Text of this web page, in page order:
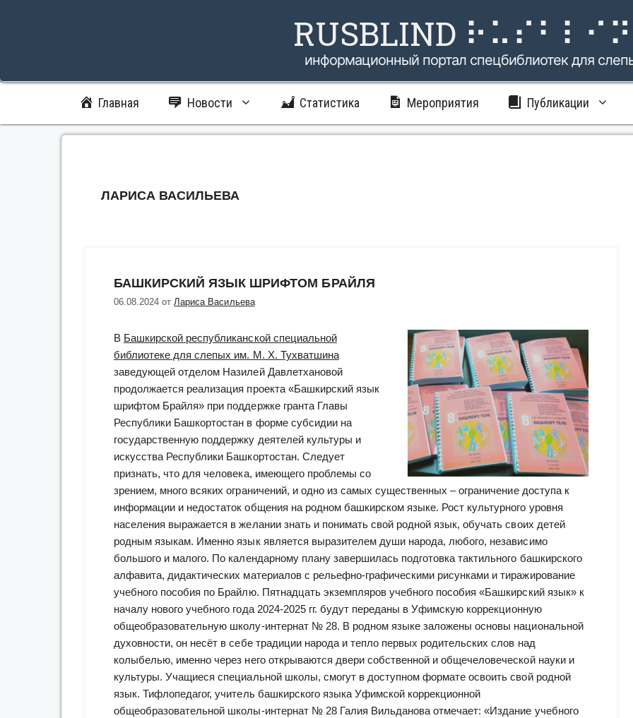
RUSBLIND
информационный портал спецбиблиотек для
Главная Новости Статистика Мероприятия Публикации
ЛАРИСА ВАСИЛЬЕВА
БАШКИРСКИЙ ЯЗЫК ШРИФТОМ БРАЙЛЯ
06.08.2024 отЛариса Васильева
В Башкирской республиканской специальной
библиотеке для слепых им. М. Х. Тухватшина
заведующей отделом Назилей Давлетхановой
продолжается реализация проекта «Башкирский язык
шрифтом Брайля» при поддержке гранта Главы
Республики Башкортостан в форме субсидии на
государственную поддержку деятелей культуры и
искусства Республики Башкортостан. Следует
признать, что для человека, имеющего проблемы со
зрением, много всяких ограничений, и одно из самых существенных – ограничение доступа к
информации и недостаток общения на родном башкирском языке. Рост культурного уровня
населения выражается в желании знать и понимать свой родной язык, обучать своих детей
родным языкам. Именно язык является выразителем души народа, любого, независимо
большого и малого. По календарному плану завершилась подготовка тактильного башкирского
алфавита, дидактических материалов с рельефно-графическими рисунками и тиражирование
учебного пособия по Брайлю. Пятнадцать экземпляров учебного пособия «Башкирский язык» к
началу нового учебного года 2024-2025 гг. будут переданы в Уфимскую коррекционную
общеобразовательную школу-интернат № 28. В родном языке заложены основы национальной
духовности, он несёт в себе традиции народа и тепло первых родительских слов над
колыбелью, именно через него открываются двери собственной и общечеловеческой науки и
культуры. Учащиеся специальной школы, смогут в доступном формате освоить свой родной
язык. Тифлопедагог, учитель башкирского языка Уфимской коррекционной
общеобразовательной школы-интернат № 28 Галия Вильданова отмечает: «Издание учебного